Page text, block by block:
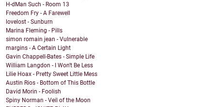
H-dMan Such - Room 13
Freedom Fry - A Farewell
lovelost - Sunburn
Marina Fleming - Pills
simon romain jean - Vulnerable
margins - A Certain Light
Gavin Chappell-Bates - Simple Life
William Langdon - I Won't Be Less
Lilie Hoax - Pretty Sweet Little Mess
Austin Rios - Bottom of This Bottle
David Morin - Foolish
Spiny Norman - Veil of the Moon